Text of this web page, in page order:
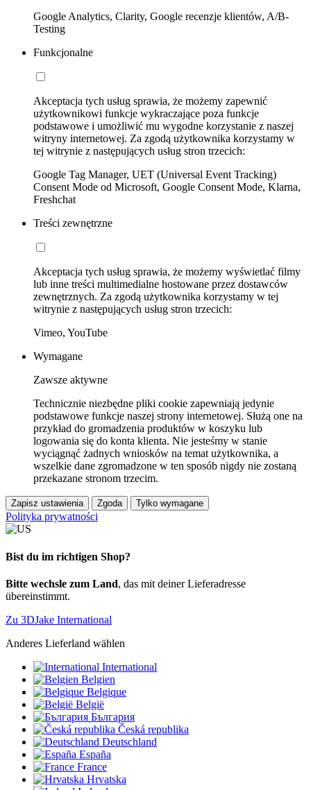
Google Analytics, Clarity, Google recenzje klientów, A/B-
Testing
Funkcjonalne
Akceptacja tych usług sprawia, że możemy zapewnić
użytkownikowi funkcje wykraczające poza funkcje
podstawowe i umożliwić mu wygodne korzystanie z naszej
witryny internetowej. Za zgodą użytkownika korzystamy w
tej witrynie z następujących usług stron trzecich:
Google Tag Manager, UET (Universal Event Tracking)
Consent Mode od Microsoft, Google Consent Mode, Klarna,
Freshchat
Treści zewnętrzne
Akceptacja tych usług sprawia, że możemy wyświetlać filmy
lub inne treści multimedialne hostowane przez dostawców
zewnętrznych. Za zgodą użytkownika korzystamy w tej
witrynie z następujących usług stron trzecich:
Vimeo, YouTube
Wymagane
Zawsze aktywne
Technicznie niezbędne pliki cookie zapewniają jedynie
podstawowe funkcje naszej strony internetowej. Służą one na
przykład do gromadzenia produktów w koszyku lub
logowania się do konta klienta. Nie jesteśmy w stanie
wyciągnąć żadnych wniosków na temat użytkownika, a
wszelkie dane zgromadzone w ten sposób nigdy nie zostaną
przekazane stronom trzecim.
Zapisz ustawienia Zgoda Tylko wymagane
Polityka prywatności
Bist du im richtigen Shop?
Bitte wechsle zum Land, das mit deiner Lieferadresse
übereinstimmt.
Zu 3DJake International
Anderes Lieferland wählen
International
Belgien
Belgique
België
България
Česká republika
Deutschland
España
France
Hrvatska